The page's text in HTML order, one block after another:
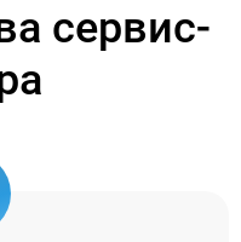
сервис-